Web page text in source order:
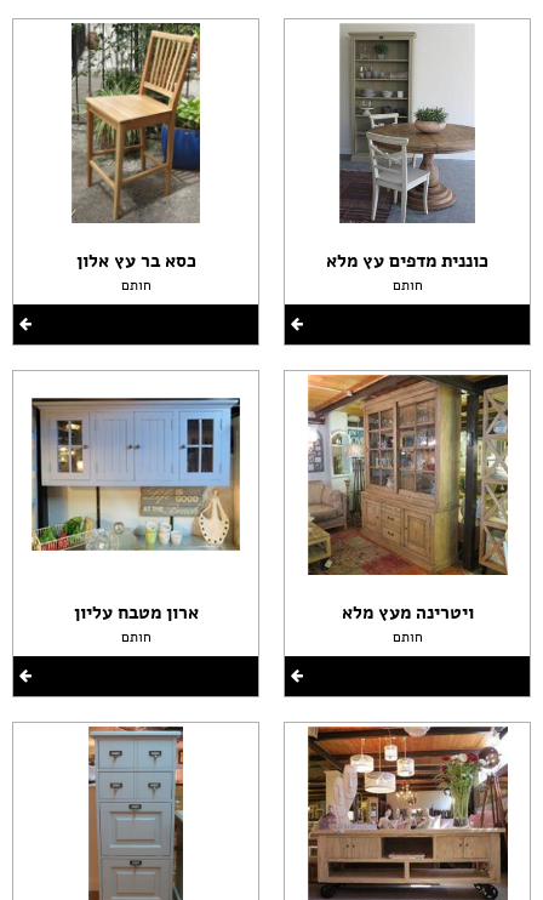
כוננית מדפים עץ מלא
חותם
ויטרינה מעץ מלא
חותם
כסא בר עץ אלון
חותם
ארון מטבח עליון
חותם